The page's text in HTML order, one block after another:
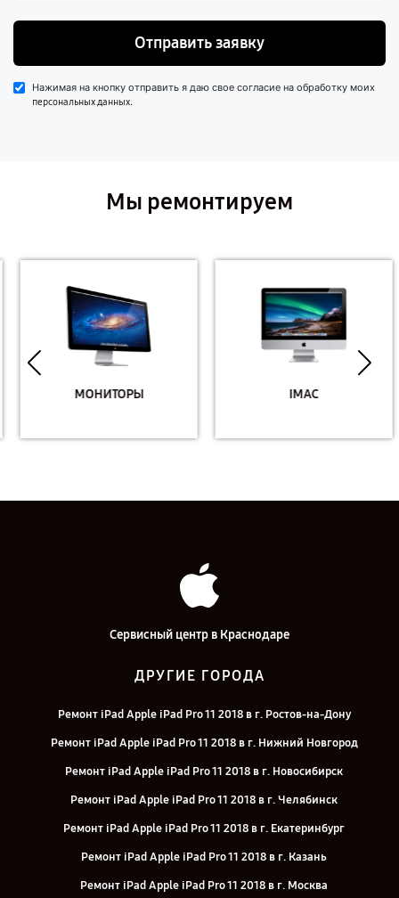
Отправить заявку
Нажимая на кнопку отправить я даю свое согласие на обработку моих
персональных данных.
Мы ремонтируем
МОНИТОРЫ IMAC
Сервисный центр в Краснодаре
ДРУГИЕ ГОРОДА
Ремонт iPad Apple iPad Pro 11 2018 в г. Ростов-на-Дону
Ремонт iPad Apple iPad Pro 11 2018 в г. Нижний Новгород
Ремонт iPad Apple iPad Pro 11 2018 в г. Новосибирск
Ремонт iPad Apple iPad Pro 11 2018 в г. Челябинск
Ремонт iPad Apple iPad Pro 11 2018 в г. Екатеринбург
Ремонт iPad Apple iPad Pro 11 2018 в г. Казань
Ремонт iPad Apple iPad Pro 11 2018 в г. Москва